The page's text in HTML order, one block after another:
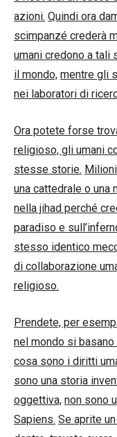
azioni. Quindi ora
scimpanzé crederà
umani credono a tali
il mondo, mentre gli
nei laboratori di
Ora potete forse
religioso, gli umani
stesse storie.
una cattedrale o una
nella jihad perché
paradiso e
stesso identico
di collaborazione
religioso.
Prendete, per
nel mondo si
cosa sono i diritti
sono una storia
oggettiva, non sono
Sapiens. Se aprite